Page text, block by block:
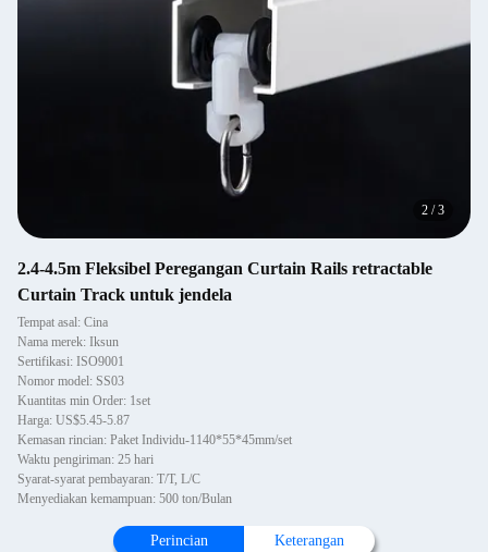
2 /3
2.4-4.5m Fleksibel Peregangan Curtain Rails retractable
Curtain Track untuk jendela
Tempat asal: Cina
Nama merek: Iksun
Sertifikasi: ISO9001
Nomor model: SS03
Kuantitas min Order: 1set
Harga: US$5.45-5.87
Kemasan rincian: Paket Individu-1140*55*45mm/set
Waktu pengiriman: 25 hari
Syarat-syarat pembayaran: T/T, L/C
Menyediakan kemampuan: 500 ton/Bulan
Perincian Keterangan